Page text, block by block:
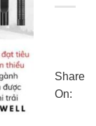
Share
On: